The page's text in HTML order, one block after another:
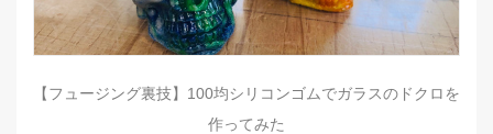
【フュージング裏技】100均シリコンゴムでガラスのドクロを
作ってみた